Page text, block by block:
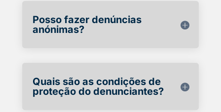
Posso fazer denúncias
anónimas?
Quais são as condições de
proteção do denunciantes?